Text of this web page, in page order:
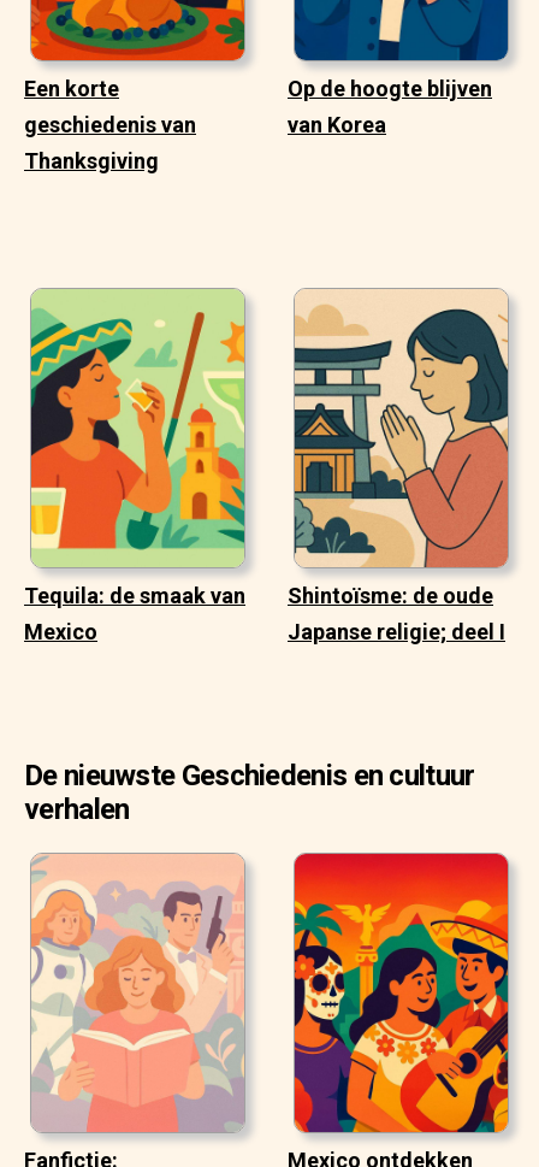
Een korte
geschiedenis van
Thanksgiving
Op de hoogte blijven
van Korea
Tequila: de smaak van
Mexico
Shintoïsme: de oude
Japanse religie; deel I
De nieuwste Geschiedenis en cultuur
verhalen
Fanfictie: Mexico ontdekken